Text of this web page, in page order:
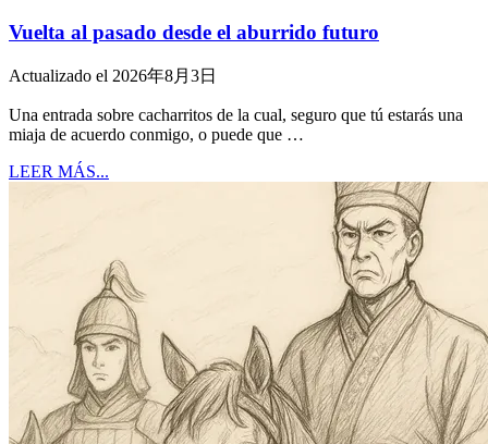
Vuelta al pasado desde el aburrido futuro
Actualizado el 2026年8月3日
Una entrada sobre cacharritos de la cual, seguro que tú estarás una
miaja de acuerdo conmigo, o puede que …
LEER MÁS...